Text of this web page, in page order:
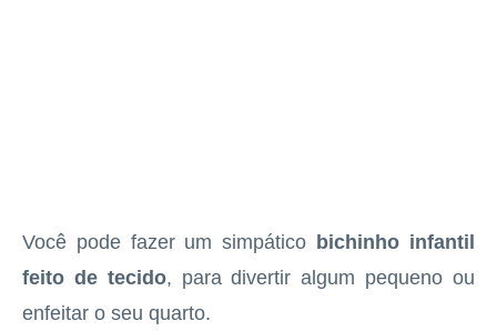
Você pode fazer um simpático bichinho infantil
feito de tecido, para divertir algum pequeno ou
enfeitar o seu quarto.